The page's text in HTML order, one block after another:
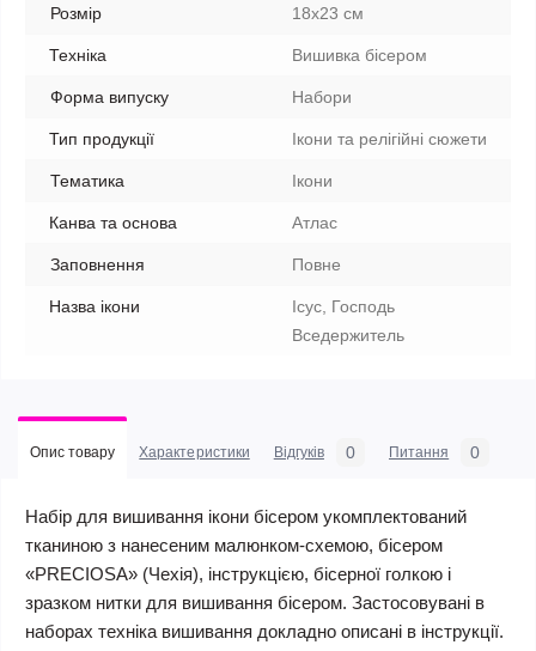
Розмір 18х23 см
Техніка Вишивка бісером
Форма випуску Набори
Тип продукції Ікони та релігійні сюжети
Тематика Ікони
Канва та основа Атлас
Заповнення Повне
Назва ікони
Ісус, Господь
Вседержитель
Опис товару Характеристики Відгуків 0 Питання 0
Набір для вишивання ікони бісером укомплектований
тканиною з нанесеним малюнком-схемою, бісером
«PRECIOSA» (Чехія), інструкцією, бісерної голкою і
зразком нитки для вишивання бісером. Застосовувані в
наборах техніка вишивання докладно описані в інструкції.